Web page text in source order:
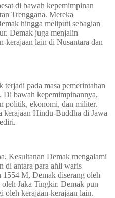
di bawah kepemimpinan
Trenggana. Mereka
hingga meliputi sebagian
Demak juga menjalin
kerajaan lain di Nusantara dan
pada masa pemerintahan
Di bawah kepemimpinannya,
politik, ekonomi, dan militer.
kerajaan Hindu-Buddha di Jawa
Kesultanan Demak mengalami
di antara para ahli waris
1554 M, Demak diserang oleh
Jaka Tingkir. Demak pun
oleh kerajaan-kerajaan lain.